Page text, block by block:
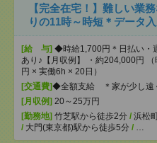
【完全在宅！】難しい業
りの11時～時短＊データ
[給 与] ◆時給1,700円＊日払い・
あり♪【月収例】 ・約204,000円
円 × 実働6h × 20日）
[交通費]◆全額支給 ＊家が少し遠
[月収例] 20～25万円
[勤務地] 竹芝駅から徒歩2分 / 浜松
/ 大門(東京都)駅から徒歩5分 / …